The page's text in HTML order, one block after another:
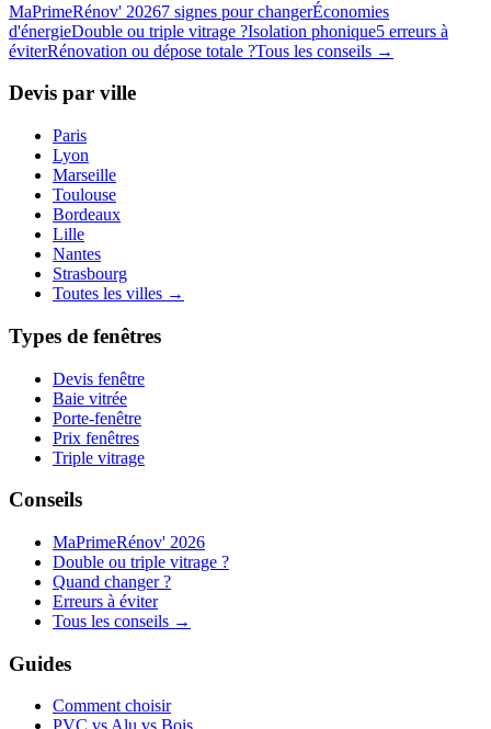
MaPrimeRénov' 20267 signes pour changerÉconomies
d'énergieDouble ou triple vitrage ?Isolation phonique5 erreurs à
éviterRénovation ou dépose totale ?Tous les conseils →
Devis par ville
Paris
Lyon
Marseille
Toulouse
Bordeaux
Lille
Nantes
Strasbourg
Toutes les villes →
Types de fenêtres
Devis fenêtre
Baie vitrée
Porte-fenêtre
Prix fenêtres
Triple vitrage
Conseils
MaPrimeRénov' 2026
Double ou triple vitrage ?
Quand changer ?
Erreurs à éviter
Tous les conseils →
Guides
Comment choisir